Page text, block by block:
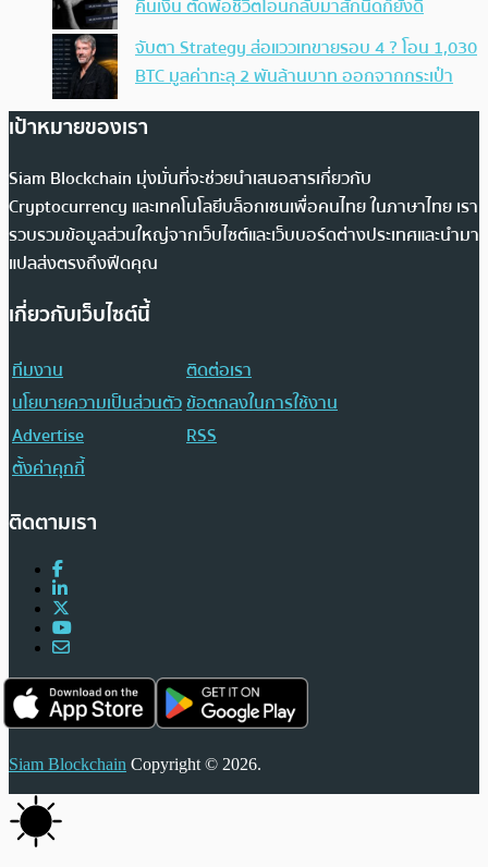
คืนเงิน ตัดพ้อชีวิตโอนกลับมาสักนิดก็ยังดี
จับตา Strategy ส่อแววเทขายรอบ 4 ? โอน 1,030
BTC มูลค่าทะลุ 2 พันล้านบาท ออกจากกระเป๋า
เป้าหมายของเรา
Siam Blockchain มุ่งมั่นที่จะช่วยนำเสนอสารเกี่ยวกับ
Cryptocurrency และเทคโนโลยีบล็อกเชนเพื่อคนไทย ในภาษาไทย เรา
รวบรวมข้อมูลส่วนใหญ่จากเว็บไซต์และเว็บบอร์ดต่างประเทศและนำมา
แปลส่งตรงถึงฟีดคุณ
เกี่ยวกับเว็บไซต์นี้
ทีมงาน
ติดต่อเรา
นโยบายความเป็นส่วนตัวข้อตกลงในการใช้งาน
Advertise
RSS
ตั้งค่าคุกกี้
ติดตามเรา
Siam Blockchain Copyright © 2026.